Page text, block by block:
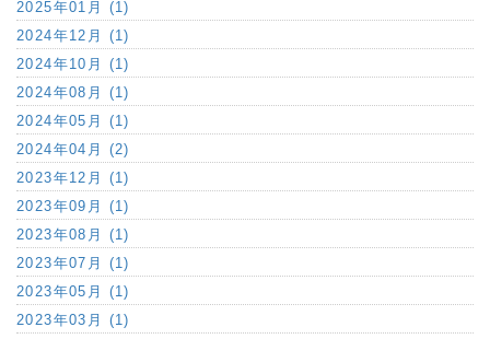
2025年01月 (1)
2024年12月 (1)
2024年10月 (1)
2024年08月 (1)
2024年05月 (1)
2024年04月 (2)
2023年12月 (1)
2023年09月 (1)
2023年08月 (1)
2023年07月 (1)
2023年05月 (1)
2023年03月 (1)